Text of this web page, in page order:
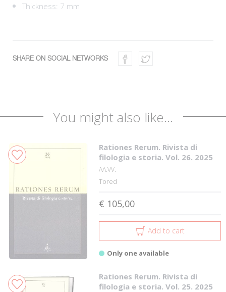
Thickness: 7 mm
SHARE ON SOCIAL NETWORKS
You might also like...
Rationes Rerum. Rivista di
filologia e storia. Vol. 26. 2025
AA.VV.
Tored
€ 105,00
Add to cart
Only one available
Rationes Rerum. Rivista di
filologia e storia. Vol. 25. 2025